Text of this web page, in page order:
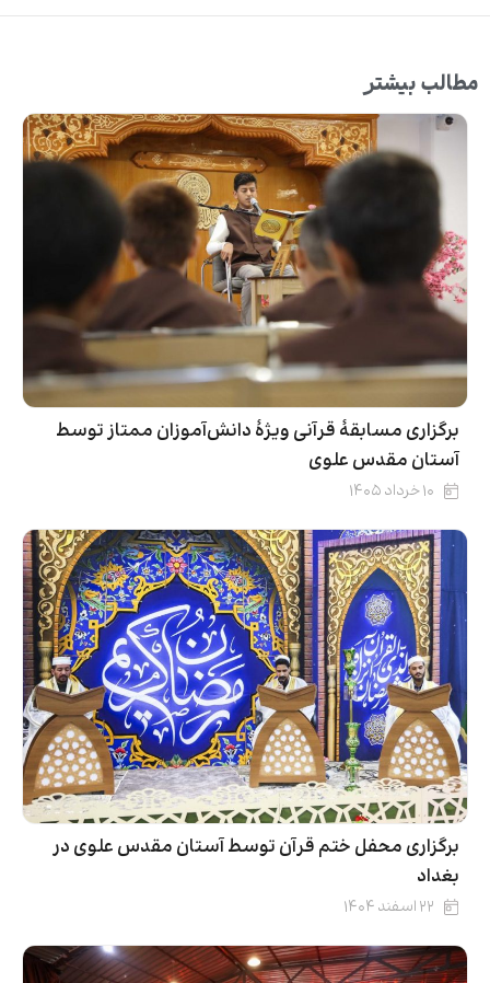
مطالب بیشتر
برگزاری مسابقۀ قرآنی ویژۀ دانش‌آموزان ممتاز توسط
آستان مقدس علوی
۱۰ خرداد ۱۴۰۵
برگزاری محفل ختم قرآن توسط آستان مقدس علوی در
بغداد
۲۲ اسفند ۱۴۰۴